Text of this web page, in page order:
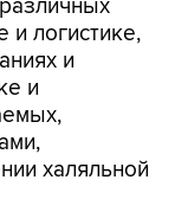
и логистике,
и
и
халяльной